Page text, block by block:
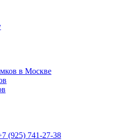
и ремонта
741-27-38
Гарантия!
в Москве
(925) 741-27-38